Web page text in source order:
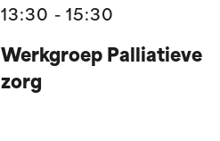
13:30 - 15:30
Werkgroep Palliatieve
zorg